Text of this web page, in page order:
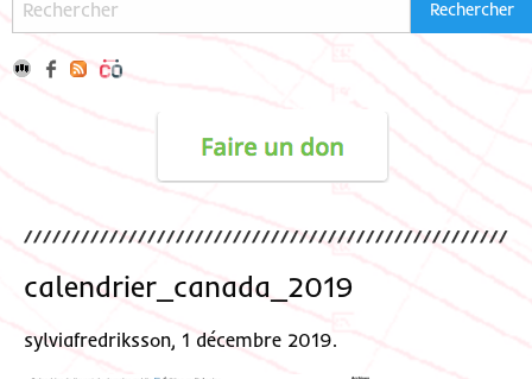
calendrier_canada_2019
sylviafredriksson, 1 décembre 2019.